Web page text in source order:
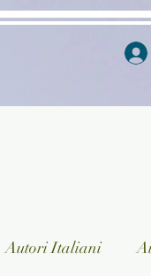
Autori Italiani